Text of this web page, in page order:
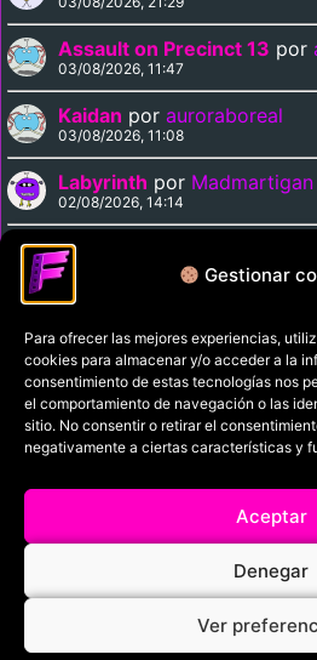
Gestionar
Para ofrecer las mejores experiencias,
cookies para almacenar y/o acceder a la
consentimiento de estas tecnologías nos
el comportamiento de navegación o las
sitio. No consentir o retirar el
negativamente a ciertas características y
Aceptar
Denegar
Ver
Assault on Precinct 13 por
03/08/2026, 11:47
Kaidan por auroraboreal
03/08/2026, 11:08
Labyrinth por Madmartigan
02/08/2026, 14:14
Supergirl
02/08/2026, 14:09
Política de
Términos y
Política de
Aviso Legal
Filmaniak